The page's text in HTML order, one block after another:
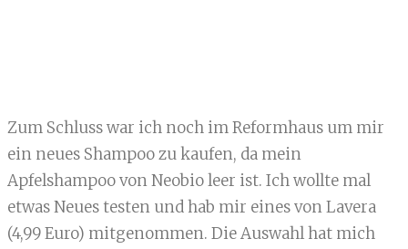
Zum Schluss war ich noch im Reformhaus um mir
ein neues Shampoo zu kaufen, da mein
Apfelshampoo von Neobio leer ist. Ich wollte mal
etwas Neues testen und hab mir eines von Lavera
(4,99 Euro) mitgenommen. Die Auswahl hat mich